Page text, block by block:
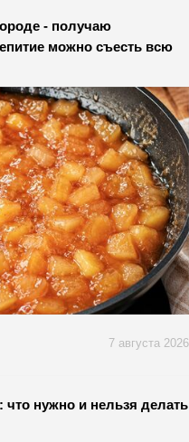
- получаю
можно съесть всю
7 августа 2026
нужно и нельзя делать